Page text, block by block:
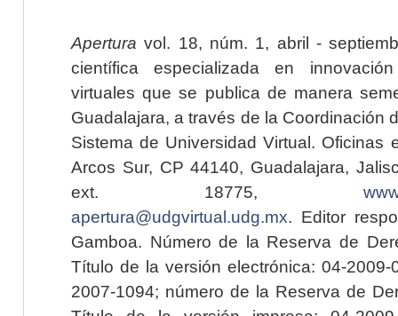
Apertura vol. 18, núm. 1, abril -
científica especializada en
virtuales que se publica de manera
Guadalajara, a través de la Coordinación
Sistema de Universidad Virtual. Oficinas
Arcos Sur, CP 44140, Guadalajara,
ext. 18775,
apertura@udgvirtual.udg.mx. Editor
Gamboa. Número de la Reserva de
Título de la versión electrónica: 04-2009-
2007-1094; número de la Reserva de